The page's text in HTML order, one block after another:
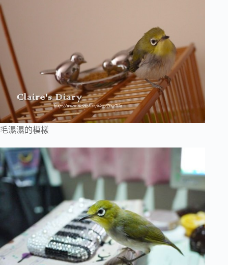
毛濕濕的模樣